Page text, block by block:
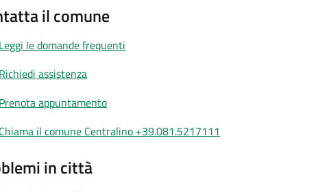
il comune
Leggi le domande frequenti
Richiedi assistenza
Prenota appuntamento
Chiama il comune Centralino +39.081.5217111
in città